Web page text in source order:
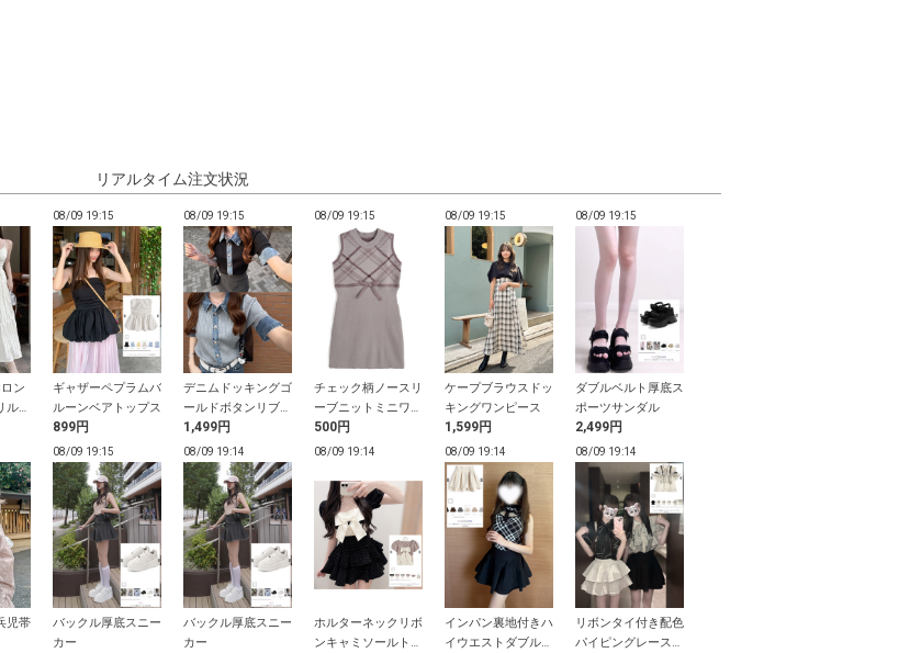
リアルタイム注文状況
ン
ルセ
08/09 19:15
ギャザーペプラムバ
ルーンベアトップス
899円
08/09 19:15
デニムドッキングゴ
ールドボタンリブニ
ットトップス
1,499円
08/09 19:15
チェック柄ノースリ
ーブニットミニワン
ピース
500円
08/09 19:15
ケープブラウスドッ
キングワンピース
1,599円
08/09 19:15
ダブルベルト厚底ス
ポーツサンダル
2,499円
児帯
08/09 19:15
バックル厚底スニー
カー
08/09 19:14
バックル厚底スニー
カー
08/09 19:14
ホルターネックリボ
ンキャミソールトッ
08/09 19:14
インパン裏地付きハ
イウエストダブルフ
08/09 19:14
リボンタイ付き配色
パイピングレースフ